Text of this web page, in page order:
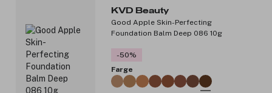
KVD Beauty
Good Apple Skin-Perfecting
Foundation Balm Deep 086 10g
-50%
Farge